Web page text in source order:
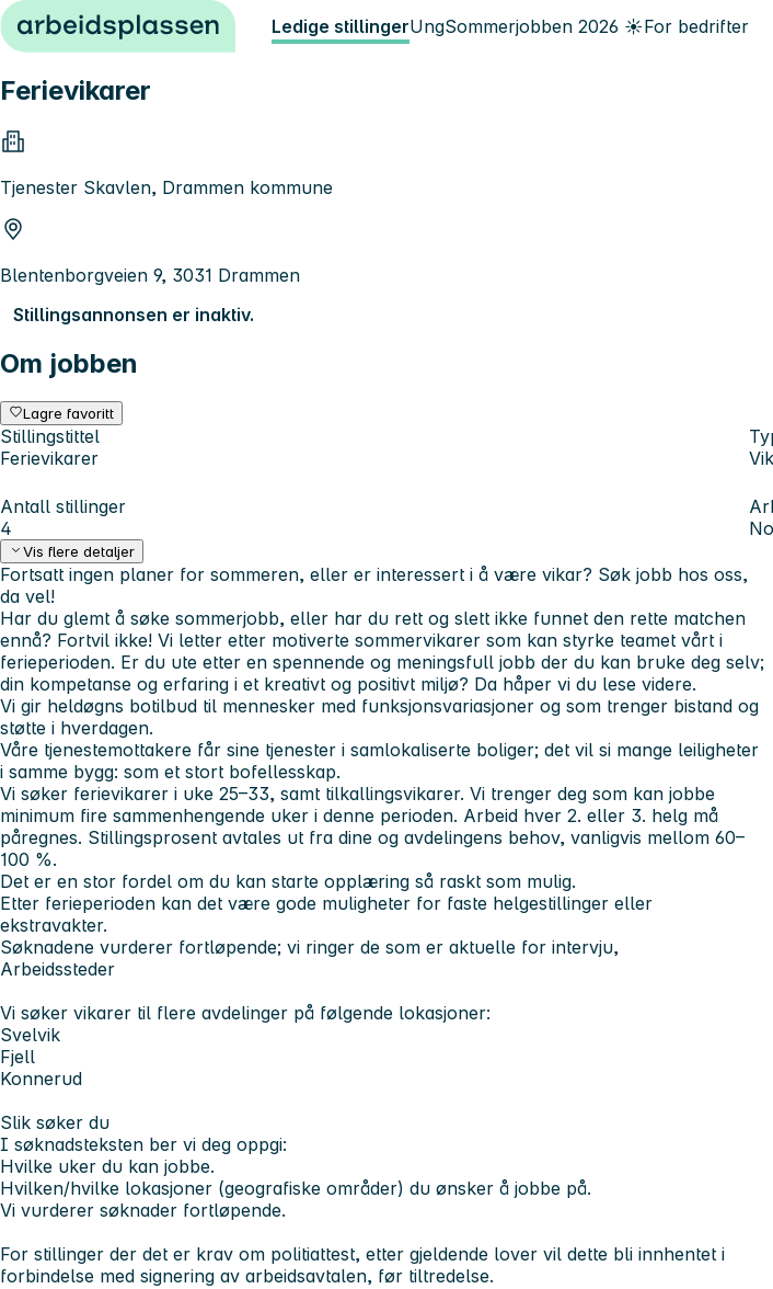
Hopp til innhold Ledige stillingerUngSommerjobben 2026 ☀️For bedrifter
Ferievikarer
Tjenester Skavlen, Drammen kommune
Blentenborgveien 9, 3031 Drammen
Stillingsannonsen er inaktiv.
Om jobben
Lagre favoritt
Stillingstittel
Ferievikarer
Antall stillinger
4
Vis flere detaljer
Fortsatt ingen planer for sommeren, eller er interessert i å være vikar? Søk jobb hos oss,
da vel!
Har du glemt å søke sommerjobb, eller har du rett og slett ikke funnet den rette matchen
ennå? Fortvil ikke! Vi letter etter motiverte sommervikarer som kan styrke teamet vårt i
ferieperioden. Er du ute etter en spennende og meningsfull jobb der du kan bruke deg selv;
din kompetanse og erfaring i et kreativt og positivt miljø? Da håper vi du lese videre.
Vi gir heldøgns botilbud til mennesker med funksjonsvariasjoner og som trenger bistand og
støtte i hverdagen.
Våre tjenestemottakere får sine tjenester i samlokaliserte boliger; det vil si mange leiligheter
i samme bygg: som et stort bofellesskap.
Vi søker ferievikarer i uke 25–33, samt tilkallingsvikarer. Vi trenger deg som kan jobbe
minimum fire sammenhengende uker i denne perioden. Arbeid hver 2. eller 3. helg må
påregnes. Stillingsprosent avtales ut fra dine og avdelingens behov, vanligvis mellom 60–
100 %.
Det er en stor fordel om du kan starte opplæring så raskt som mulig.
Etter ferieperioden kan det være gode muligheter for faste helgestillinger eller
ekstravakter.
Søknadene vurderer fortløpende; vi ringer de som er aktuelle for intervju,
Arbeidssteder
Vi søker vikarer til flere avdelinger på følgende lokasjoner:
Svelvik
Fjell
Konnerud
Slik søker du
I søknadsteksten ber vi deg oppgi:
Hvilke uker du kan jobbe.
Hvilken/hvilke lokasjoner (geografiske områder) du ønsker å jobbe på.
Vi vurderer søknader fortløpende.
For stillinger der det er krav om politiattest, etter gjeldende lover vil dette bli innhentet i
forbindelse med signering av arbeidsavtalen, før tiltredelse.